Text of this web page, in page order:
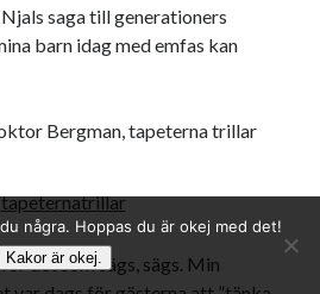
saga till generationers
barn idag med emfas kan
Bergman, tapeterna trillar
det som sägs, sägs. Min
några. Hoppas du är okej med det!
Kakor är okej.